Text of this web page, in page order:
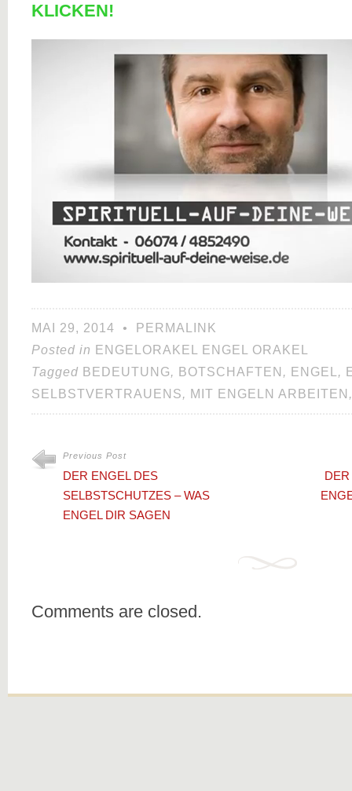
KLICKEN!
MAI 29, 2014 •
PERMALINK
Posted in ENGELORAKEL ENGEL ORAKEL
Tagged BEDEUTUNG, BOTSCHAFTEN , ENGEL ,
SELBSTVERTRAUENS, MIT ENGELN ARBEITEN
Previous Post
DER ENGEL DES
SELBSTSCHUTZES – WAS
ENGEL DIR SAGEN
Comments are closed.